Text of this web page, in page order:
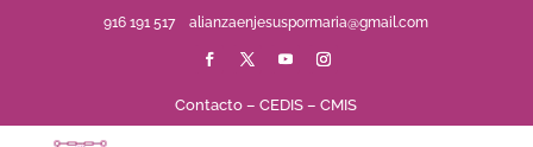
916 191 517alianzaenjesuspormaria@gmail.com
Contacto –CEDIS –CMIS